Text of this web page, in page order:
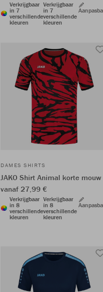
Verkrijgbaar
in 7
verschillende
kleuren
Verkrijgbaar
in 7
verschillende
kleuren
DAMES SHIRTS
JAKO Shirt Animal korte mouw
vanaf 27,99 €
Verkrijgbaar
in 8
verschillende
kleuren
Verkrijgbaar
in 8
verschillende
kleuren